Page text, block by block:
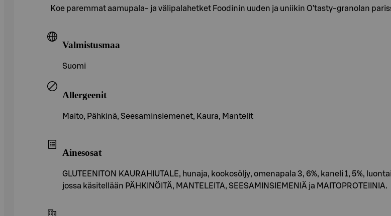
Koe paremmat aamupala- ja välipalahetket Foodinin uuden ja uniikin O’tasty-granolan
Valmistusmaa
Suomi
Allergeenit
Maito, Pähkinä, Seesaminsiemenet, Kaura, Mantelit
Ainesosat
GLUTEENITON KAURAHIUTALE, hunaja, kookosöljy, omenapala 3, 6%, kaneli 1, 5%,
jossa käsitellään PÄHKINÖITÄ, MANTELEITA, SEESAMINSIEMENIÄ ja MAITOPROTEIINIA.